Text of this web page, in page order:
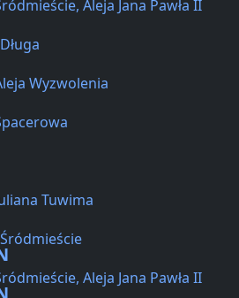
Aleja Jana Pawła II
Wyzwolenia
Tuwima
Aleja Jana Pawła II